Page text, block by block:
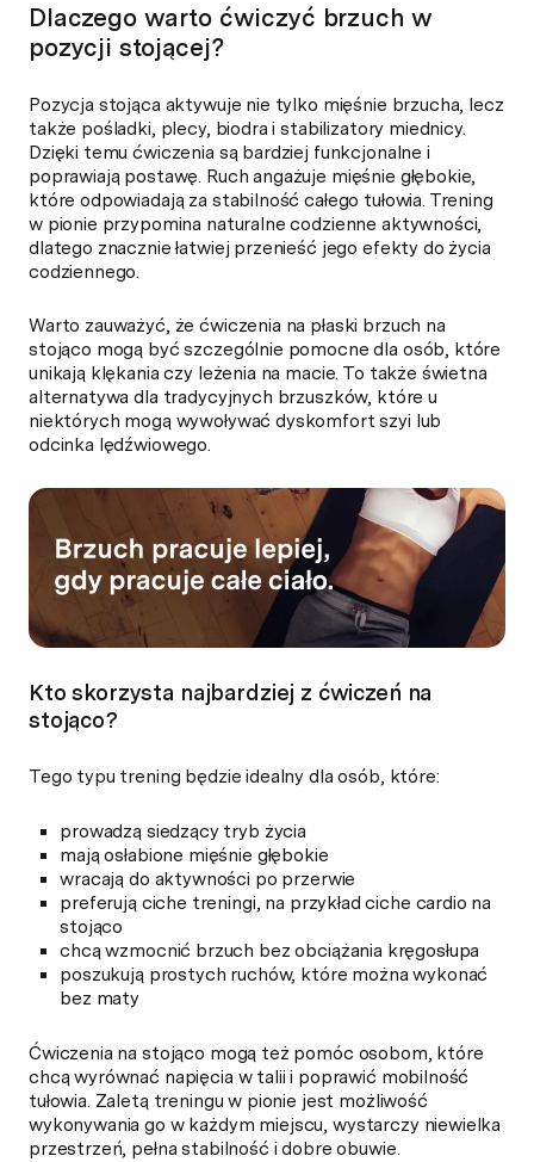
Dlaczego warto ćwiczyć brzuch w
pozycji stojącej?
Pozycja stojąca aktywuje nie tylko mięśnie brzucha, lecz
także pośladki, plecy, biodra i stabilizatory miednicy.
Dzięki temu ćwiczenia są bardziej funkcjonalne i
poprawiają postawę. Ruch angażuje mięśnie głębokie,
które odpowiadają za stabilność całego tułowia. Trening
w pionie przypomina naturalne codzienne aktywności,
dlatego znacznie łatwiej przenieść jego efekty do życia
codziennego.
Warto zauważyć, że ćwiczenia na płaski brzuch na
stojąco mogą być szczególnie pomocne dla osób, które
unikają klękania czy leżenia na macie. To także świetna
alternatywa dla tradycyjnych brzuszków, które u
niektórych mogą wywoływać dyskomfort szyi lub
odcinka lędźwiowego.
Kto skorzysta najbardziej z ćwiczeń na
stojąco?
Tego typu trening będzie idealny dla osób, które:
prowadzą siedzący tryb życia
mają osłabione mięśnie głębokie
wracają do aktywności po przerwie
preferują ciche treningi, na przykład ciche cardio na
stojąco
chcą wzmocnić brzuch bez obciążania kręgosłupa
poszukują prostych ruchów, które można wykonać
bez maty
Ćwiczenia na stojąco mogą też pomóc osobom, które
chcą wyrównać napięcia w talii i poprawić mobilność
tułowia. Zaletą treningu w pionie jest możliwość
wykonywania go w każdym miejscu, wystarczy niewielka
przestrzeń, pełna stabilność i dobre obuwie.